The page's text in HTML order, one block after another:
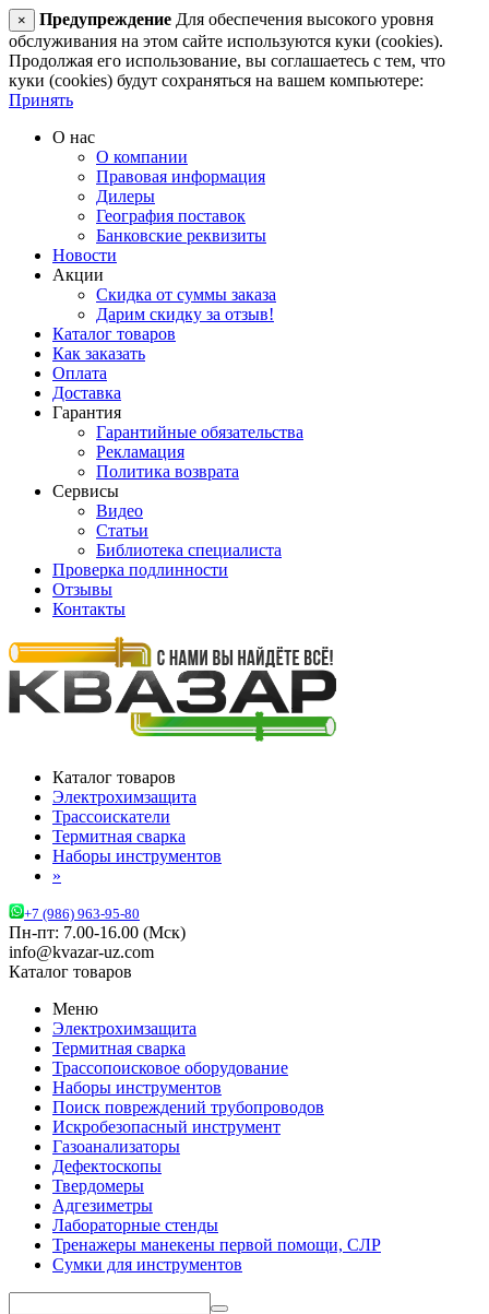
× Предупреждение Для обеспечения высокого уровня
обслуживания на этом сайте используются куки (cookies).
Продолжая его использование, вы соглашаетесь с тем, что
куки (cookies) будут сохраняться на вашем компьютере:
Принять
О нас
О компании
Правовая информация
Дилеры
География поставок
Банковские реквизиты
Новости
Акции
Скидка от суммы заказа
Дарим скидку за отзыв!
Каталог товаров
Как заказать
Оплата
Доставка
Гарантия
Гарантийные обязательства
Рекламация
Политика возврата
Сервисы
Видео
Статьи
Библиотека специалиста
Проверка подлинности
Отзывы
Контакты
Каталог товаров
Электрохимзащита
Трассоискатели
Термитная сварка
Наборы инструментов
»
+7 (986) 963-95-80
Пн-пт: 7.00-16.00 (Мск)
info@kvazar-uz.com
Каталог товаров
Меню
Электрохимзащита
Термитная сварка
Трассопоисковое оборудование
Наборы инструментов
Поиск повреждений трубопроводов
Искробезопасный инструмент
Газоанализаторы
Дефектоскопы
Твердомеры
Адгезиметры
Лабораторные стенды
Тренажеры манекены первой помощи, СЛР
Сумки для инструментов